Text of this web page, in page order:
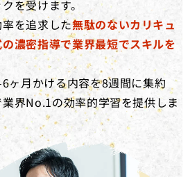
を受けます。
を追求した無駄のないカリキュ
濃密指導で業界最短でスキルを
ヶ月かける内容を8週間に集約
界No.1の効率的学習を提供しま